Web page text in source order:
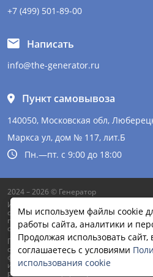
+7 (499) 501-89-00
Написать
info@the-generator.ru
Пункт самовывоза
140050, Московская обл,
Маркса ул, дом № 117, лит.Б
Пн.—пт. с 9:00 до 18:00
2024 – 2026 © Генератор
Информация на сайте не является
содержать неточности. Цены и другая
приблизительно и могут отличатся от
обработки заказа.
Продолжая работу с сайтом, вы даете
сайтом cookies и обработку
функционирования сайта, проведения
исследований, улучшения сервиса и
рекламной информации на основе
Мы используем файлы cookie
работы сайта, аналитики и
Продолжая использовать сайт,
соглашаетесь с условиями
использования cookie